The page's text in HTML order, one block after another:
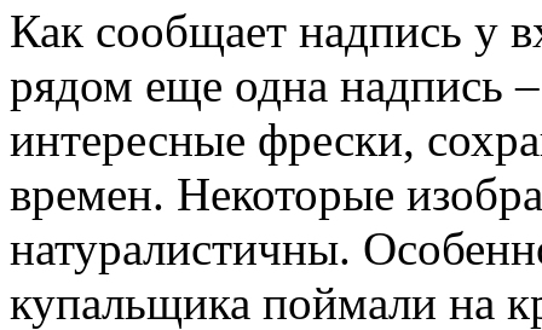
Как сообщает надпись у
рядом еще одна надпись
интересные фрески,
времен. Некоторые
натуралистичны.
купальщика поймали на